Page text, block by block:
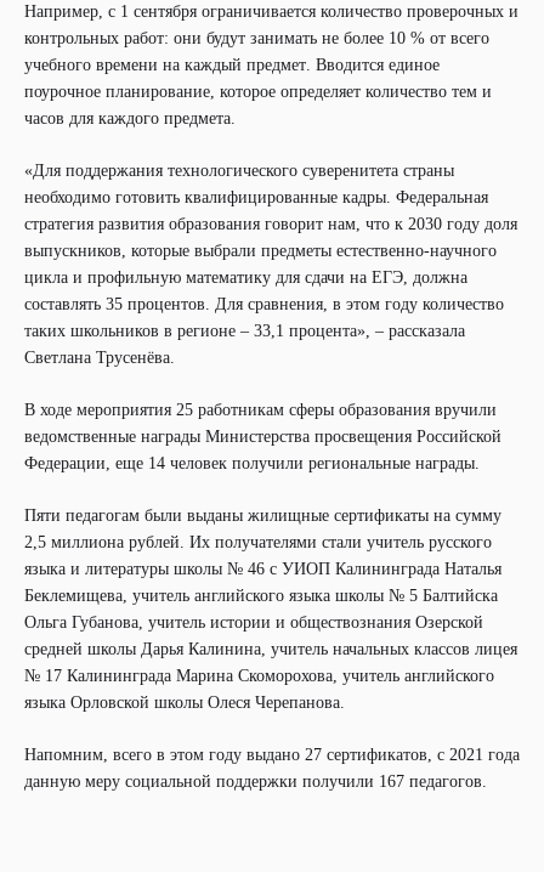
Например, с 1 сентября ограничивается количество проверочных и
контрольных работ: они будут занимать не более 10 % от всего
учебного времени на каждый предмет. Вводится единое
поурочное планирование, которое определяет количество тем и
часов для каждого предмета.
«Для поддержания технологического суверенитета страны
необходимо готовить квалифицированные кадры. Федеральная
стратегия развития образования говорит нам, что к 2030 году доля
выпускников, которые выбрали предметы естественно-научного
цикла и профильную математику для сдачи на ЕГЭ, должна
составлять 35 процентов. Для сравнения, в этом году количество
таких школьников в регионе – 33,1 процента», – рассказала
Светлана Трусенёва.
В ходе мероприятия 25 работникам сферы образования вручили
ведомственные награды Министерства просвещения Российской
Федерации, еще 14 человек получили региональные награды.
Пяти педагогам были выданы жилищные сертификаты на сумму
2,5 миллиона рублей. Их получателями стали учитель русского
языка и литературы школы № 46 с УИОП Калининграда Наталья
Беклемищева, учитель английского языка школы № 5 Балтийска
Ольга Губанова, учитель истории и обществознания Озерской
средней школы Дарья Калинина, учитель начальных классов лицея
№ 17 Калининграда Марина Скоморохова, учитель английского
языка Орловской школы Олеся Черепанова.
Напомним, всего в этом году выдано 27 сертификатов, с 2021 года
данную меру социальной поддержки получили 167 педагогов.